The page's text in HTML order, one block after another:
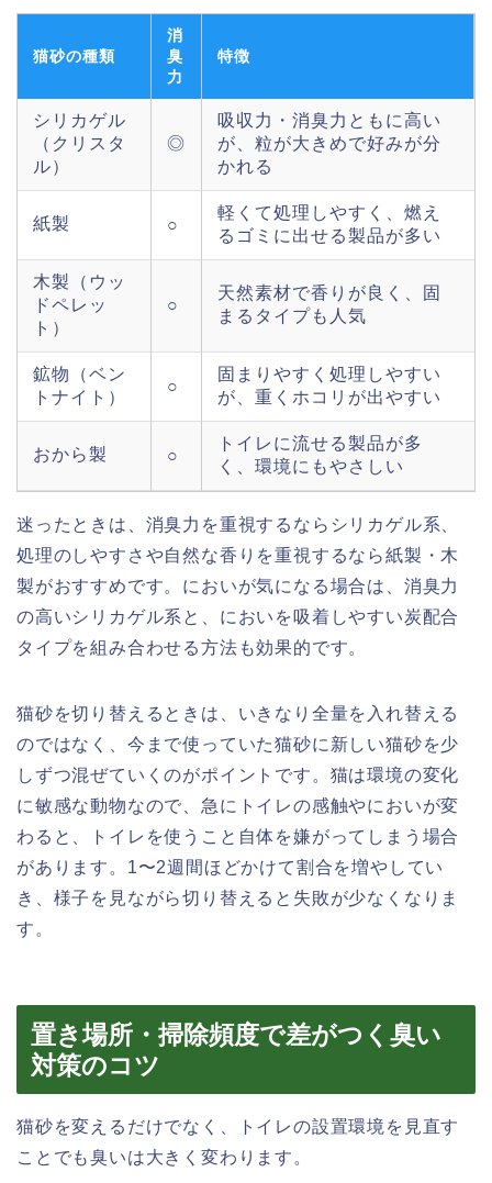
猫砂の種類
消
臭
力
特徴
シリカゲル
（クリスタ
ル）
◎
吸収力・消臭力ともに高い
が、粒が大きめで好みが分
かれる
紙製 ○
軽くて処理しやすく、燃え
るゴミに出せる製品が多い
木製（ウッ
ドペレッ
ト）
○
天然素材で香りが良く、固
まるタイプも人気
鉱物（ベン
トナイト）
○
固まりやすく処理しやすい
が、重くホコリが出やすい
おから製 ○
トイレに流せる製品が多
く、環境にもやさしい
迷ったときは、消臭力を重視するならシリカゲル系、
処理のしやすさや自然な香りを重視するなら紙製・木
製がおすすめです。においが気になる場合は、消臭力
の高いシリカゲル系と、においを吸着しやすい炭配合
タイプを組み合わせる方法も効果的です。
猫砂を切り替えるときは、いきなり全量を入れ替える
のではなく、今まで使っていた猫砂に新しい猫砂を少
しずつ混ぜていくのがポイントです。猫は環境の変化
に敏感な動物なので、急にトイレの感触やにおいが変
わると、トイレを使うこと自体を嫌がってしまう場合
があります。1〜2週間ほどかけて割合を増やしてい
き、様子を見ながら切り替えると失敗が少なくなりま
す。
置き場所・掃除頻度で差がつく臭い
対策のコツ
猫砂を変えるだけでなく、トイレの設置環境を見直す
ことでも臭いは大きく変わります。